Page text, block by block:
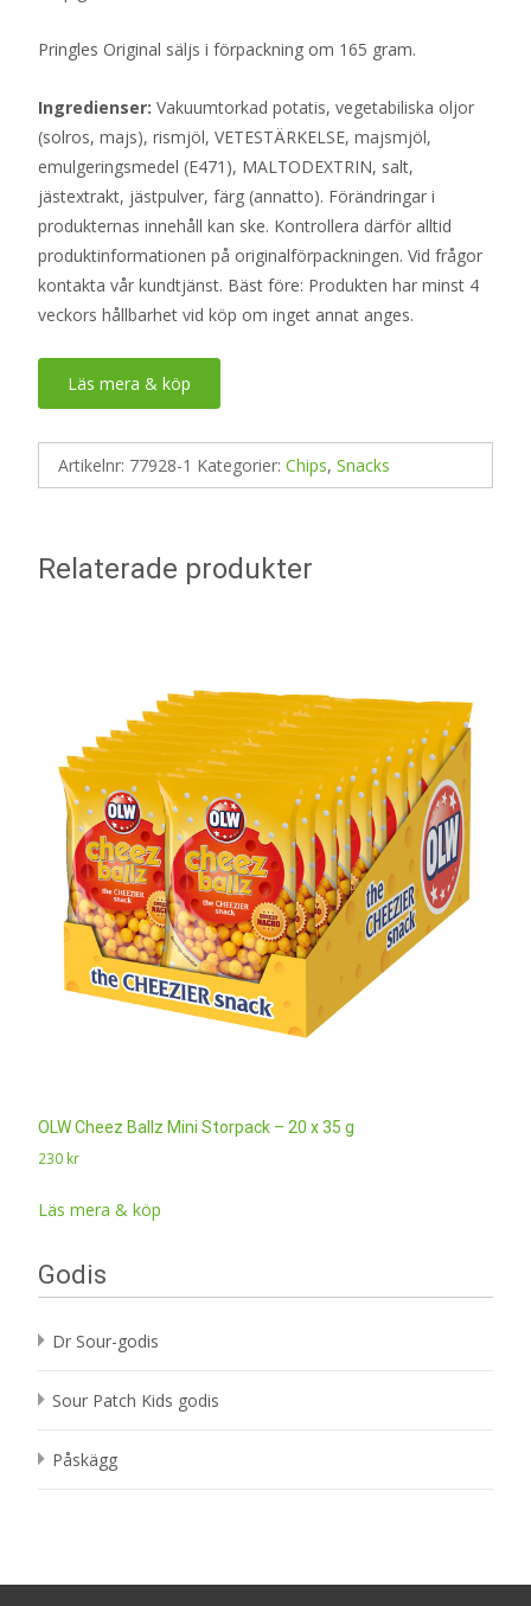
Pringles Original säljs i förpackning om 165 gram.
Ingredienser: Vakuumtorkad potatis, vegetabiliska oljor
(solros, majs), rismjöl, VETESTÄRKELSE, majsmjöl,
emulgeringsmedel (E471), MALTODEXTRIN, salt,
jästextrakt, jästpulver, färg (annatto). Förändringar i
produkternas innehåll kan ske. Kontrollera därför alltid
produktinformationen på originalförpackningen. Vid frågor
kontakta vår kundtjänst. Bäst före: Produkten har minst 4
veckors hållbarhet vid köp om inget annat anges.
Läs mera & köp
Artikelnr: 77928-1 Kategorier: Chips, Snacks
Relaterade produkter
OLW Cheez Ballz Mini Storpack – 20 x 35 g
230 kr
Läs mera & köp
Godis
Dr Sour-godis
Sour Patch Kids godis
Påskägg